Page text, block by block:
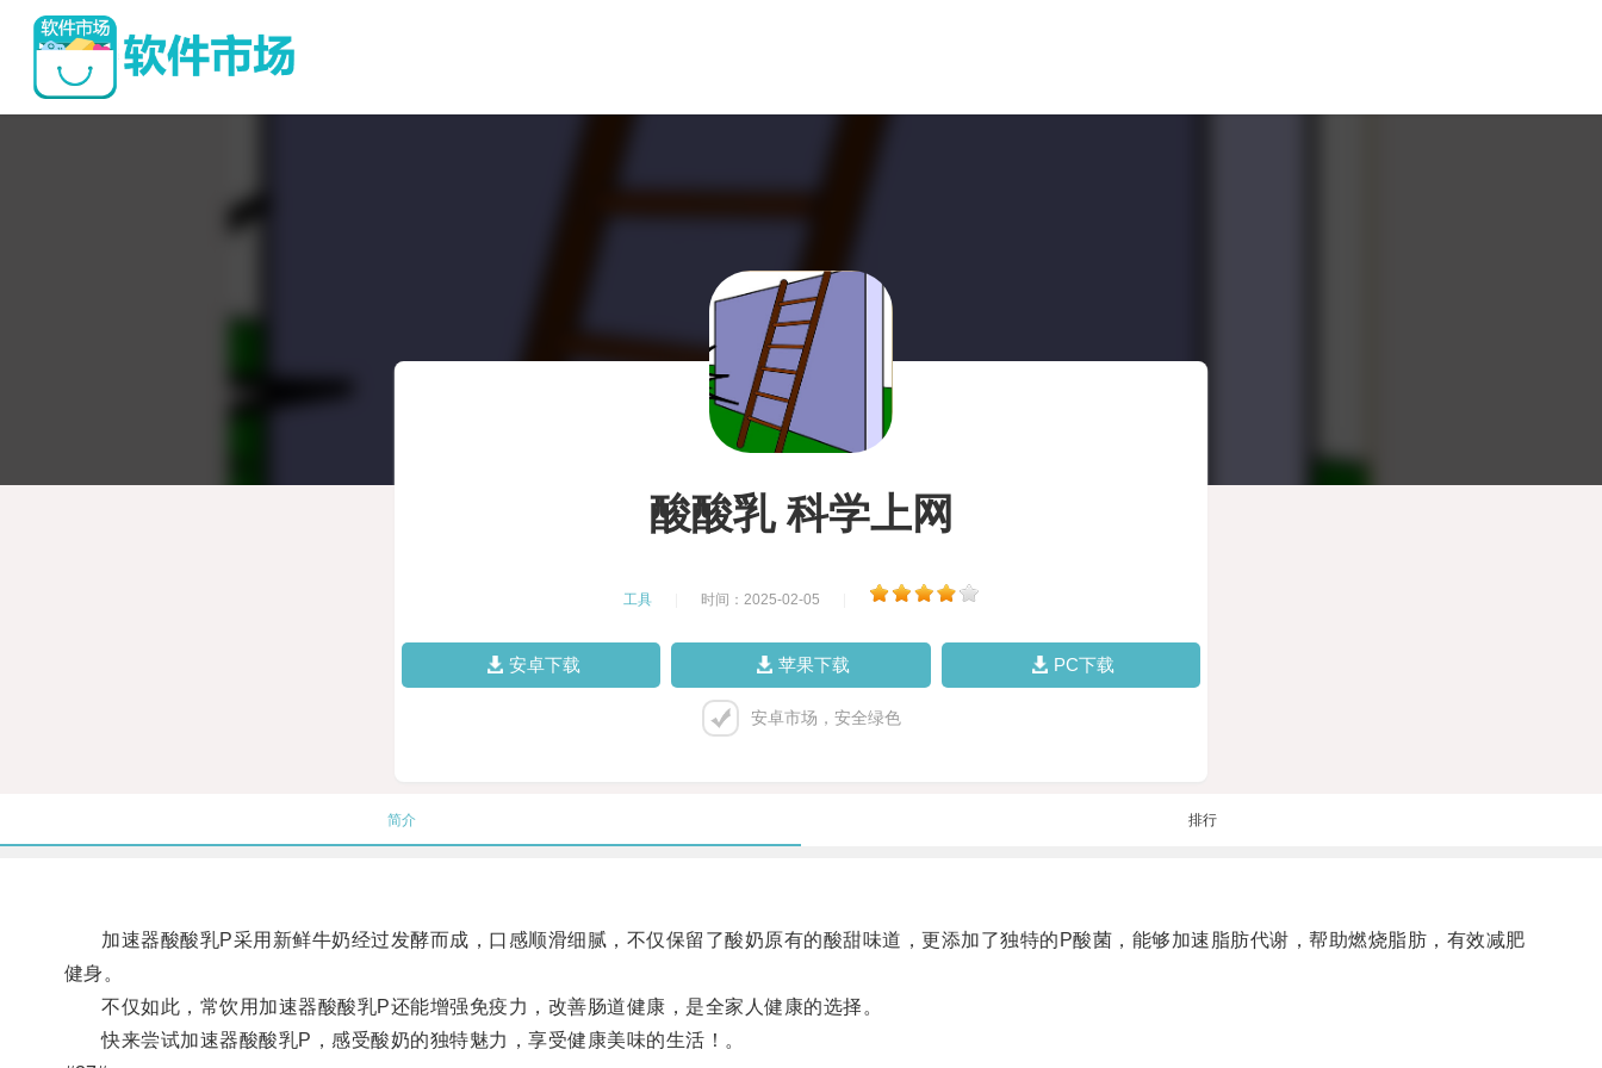
酸酸乳 科学上网
工具 时间：2025-02-05
安卓下载 苹果下载 PC下载
安卓市场，安全绿色
简介 排行
加速器酸酸乳P采用新鲜牛奶经过发酵而成，口感顺滑细腻，不仅保留了酸奶原有的酸甜味道，更添加了独特的P酸菌，能够加速脂肪代谢，帮助燃烧脂肪，有效减肥
健身。
不仅如此，常饮用加速器酸酸乳P还能增强免疫力，改善肠道健康，是全家人健康的选择。
快来尝试加速器酸酸乳P，感受酸奶的独特魅力，享受健康美味的生活！。